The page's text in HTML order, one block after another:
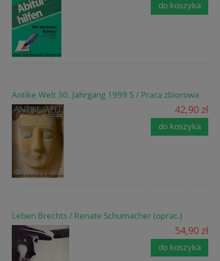
do koszyka
Antike Welt 30. Jahrgang 1999 5 / Praca zbiorowa
42,90 zł
do koszyka
Leben Brechts / Renate Schumacher (oprac.)
54,90 zł
do koszyka